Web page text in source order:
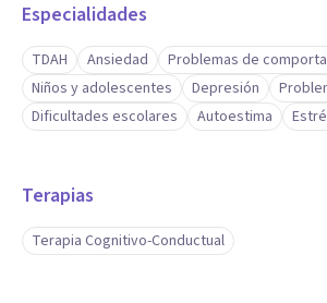
Especialidades
TDAH Ansiedad
Problemas de
Niños y adolescentes
Depresión
Dificultades escolares
Autoestima
Terapias
Terapia Cognitivo-Conductual